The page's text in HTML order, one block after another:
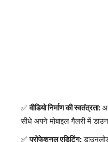
वीडियो निर्माण की स्वतंत्रता:
सीधे अपने मोबाइल गैलरी में
प्रोफेशनल एडिटिंग: